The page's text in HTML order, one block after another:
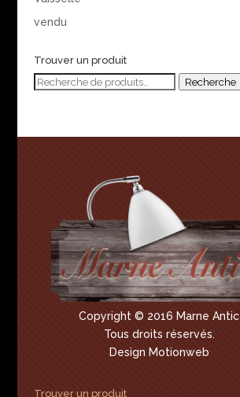
vendu
Trouver un produit
Recherche
Recherche
Copyright © 2016 Marne Antic
Tous droits réservés.
Design Motionweb
Trouver un produit